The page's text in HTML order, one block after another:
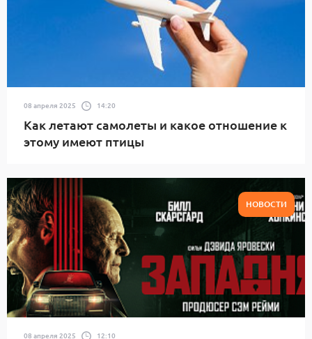
08 апреля 2025 14:20
Как летают самолеты и какое отношение к
этому имеют птицы
НОВОСТИ
08 апреля 2025 12:10